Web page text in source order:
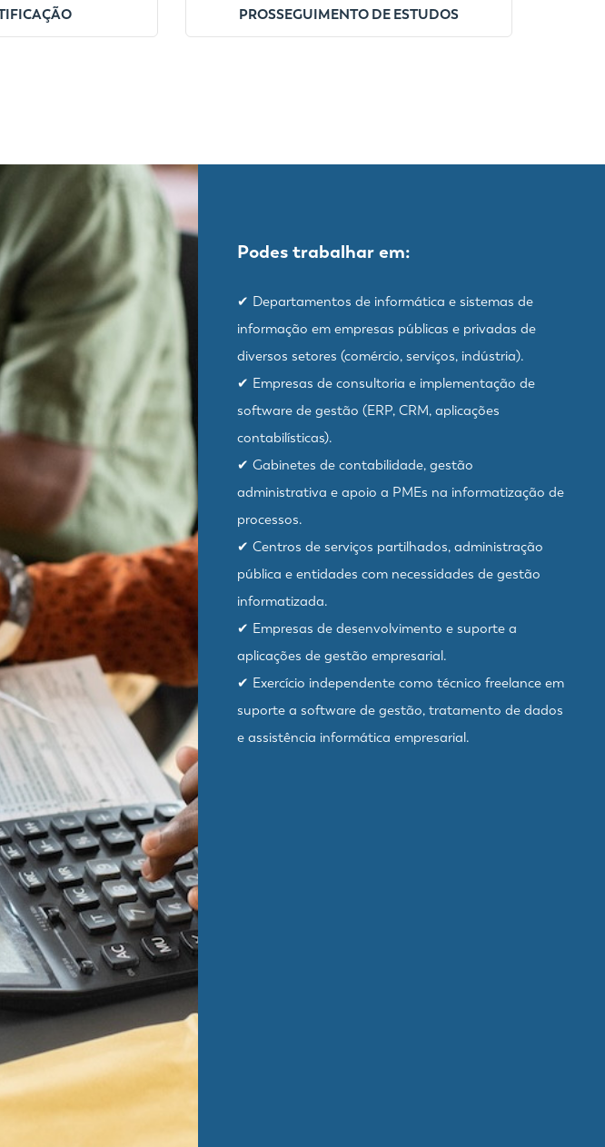
PROSSEGUIMENTO DE ESTUDOS
Podes trabalhar em:
✔ Departamentos de informática e sistemas de
informação em empresas públicas e privadas de
diversos setores (comércio, serviços, indústria).
✔ Empresas de consultoria e implementação de
software de gestão (ERP, CRM, aplicações
contabilísticas).
✔ Gabinetes de contabilidade, gestão
administrativa e apoio a PMEs na informatização de
processos.
✔ Centros de serviços partilhados, administração
pública e entidades com necessidades de gestão
informatizada.
✔ Empresas de desenvolvimento e suporte a
aplicações de gestão empresarial.
✔ Exercício independente como técnico freelance em
suporte a software de gestão, tratamento de dados
e assistência informática empresarial.